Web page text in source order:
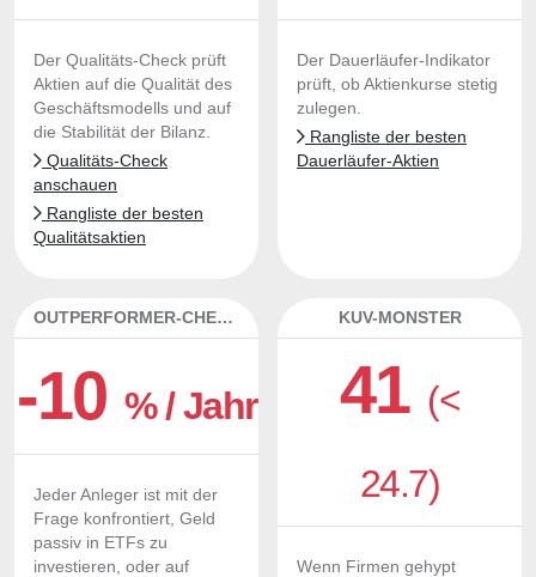
Der Qualitäts-Check prüft
Aktien auf die Qualität des
Geschäftsmodells und auf
die Stabilität der Bilanz.
Qualitäts-Check
anschauen
Rangliste der besten
Qualitätsaktien
Der Dauerläufer-Indikator
prüft, ob Aktienkurse stetig
zulegen.
Rangliste der besten
Dauerläufer-Aktien
OUTPERFORMER-CHECK
-10% / Jahr
Jeder Anleger ist mit der
Frage konfrontiert, Geld
passiv in ETFs zu
investieren, oder auf
KUV-MONSTER
41 (<
24.7)
Wenn Firmen gehypt